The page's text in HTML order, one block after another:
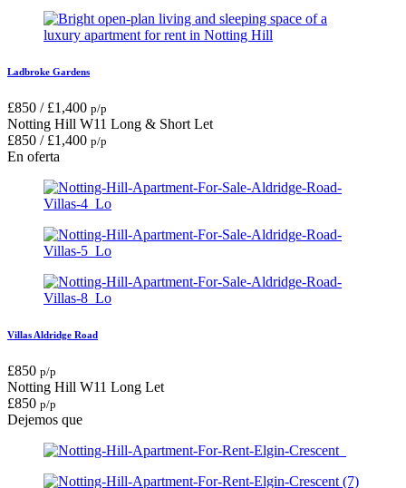
Ladbroke Gardens
£850 / £1,400 p/p
Notting Hill W11 Long & Short Let
£850 / £1,400 p/p
En oferta
Villas Aldridge Road
£850 p/p
Notting Hill W11 Long Let
£850 p/p
Dejemos que